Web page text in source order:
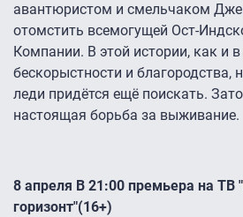
авантюристом и смельчаком
отомстить всемогущей Ост-
Компании. В этой истории, как и
бескорыстности и благородства,
леди придётся ещё поискать.
настоящая борьба за выживание.
8 апреля В 21:00 премьера на ТВ
горизонт"(16+)